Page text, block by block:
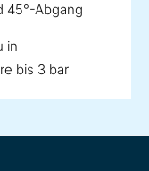
45°-Abgang
in
bis 3 bar